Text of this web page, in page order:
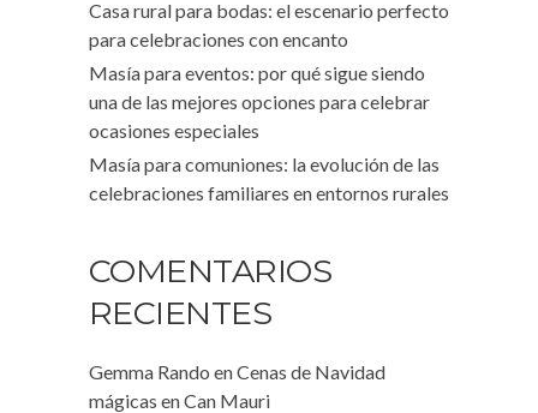
Casa rural para bodas: el escenario perfecto
para celebraciones con encanto
Masía para eventos: por qué sigue siendo
una de las mejores opciones para celebrar
ocasiones especiales
Masía para comuniones: la evolución de las
celebraciones familiares en entornos rurales
COMENTARIOS
RECIENTES
Gemma Rando enCenas de Navidad
mágicas en Can Mauri